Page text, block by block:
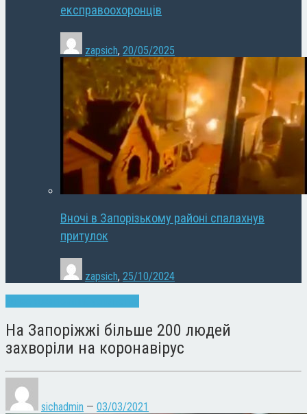
експравоохоронців
zapsich, 20/05/2025
Вночі в Запорізькому районі спалахнув
притулок
zapsich, 25/10/2024
На Запоріжжі більше 200 людей
захворіли на коронавірус
sichadmin — 03/03/2021